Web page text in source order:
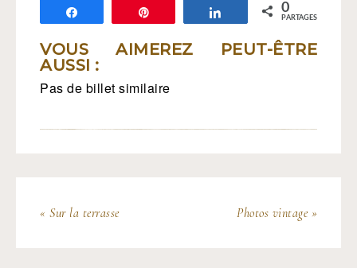
Partagez 0
PARTAGES
VOUS AIMEREZ PEUT-ÊTRE
AUSSI :
Pas de billet similaire
« Sur la terrasse Photos vintage »